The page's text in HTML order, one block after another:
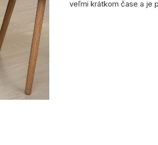
veľmi krátkom čase a je